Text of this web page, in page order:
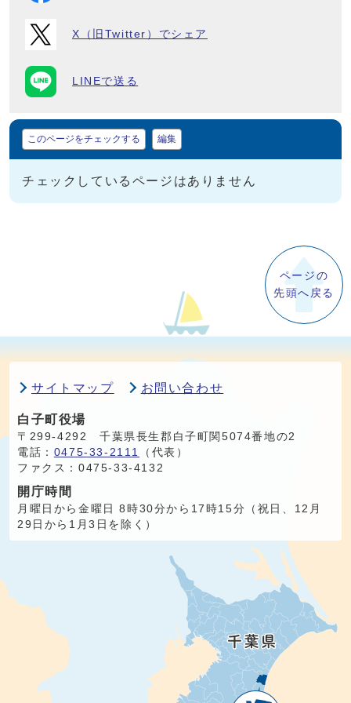
X（旧Twitter）でシェア
LINEで送る
マイページ
このページをチェックする 編集
チェックしているページはありません
ページの
先頭へ戻る
サイトマップ お問い合わせ
白子町役場
〒299-4292 千葉県長生郡白子町関5074番地の2
電話： 0475-33-2111
（代表）
ファクス：0475-33-4132
開庁時間
月曜日から金曜日 8時30分から17時15分（祝日、12月
29日から1月3日を除く）